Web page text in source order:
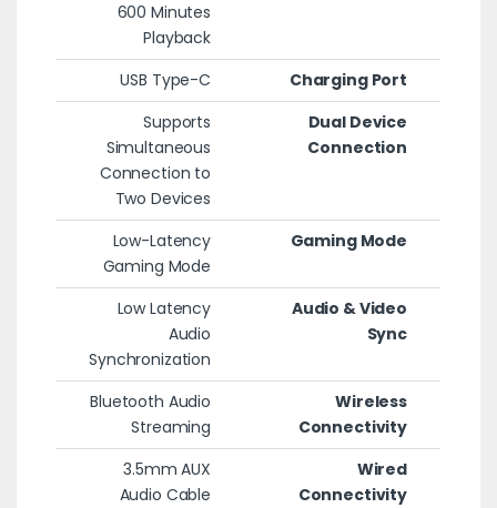
600 Minutes
Playback
Charging Port
USB Type-C
Dual Device
Connection
Supports
Simultaneous
Connection to
Two Devices
Gaming Mode
Low-Latency
Gaming Mode
Audio & Video
Sync
Low Latency
Audio
Synchronization
Wireless
Connectivity
Bluetooth Audio
Streaming
Wired
Connectivity
3.5mm AUX
Audio Cable